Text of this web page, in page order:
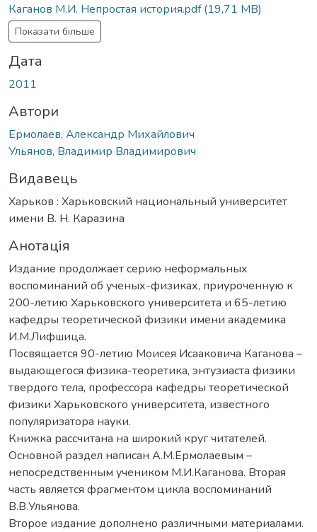
Каганов М.И. Непростая история.pdf(19,71 MB)
Показати більше
Дата
2011
Автори
Ермолаев, Александр Михайлович
Ульянов, Владимир Владимирович
Видавець
Харьков : Харьковский национальный университет
имени В. Н. Каразина
Анотація
Издание продолжает серию неформальных
воспоминаний об ученых-физиках, приуроченную к
200-летию Харьковского университета и 65-летию
кафедры теоретической физики имени академика
И.М.Лифшица.
Посвящается 90-летию Моисея Исааковича Каганова –
выдающегося физика-теоретика, энтузиаста физики
твердого тела, профессора кафедры теоретической
физики Харьковского университета, известного
популяризатора науки.
Книжка рассчитана на широкий круг читателей.
Основной раздел написан А.М.Ермолаевым –
непосредственным учеником М.И.Каганова. Вторая
часть является фрагментом цикла воспоминаний
В.В.Ульянова.
Второе издание дополнено различными материалами.